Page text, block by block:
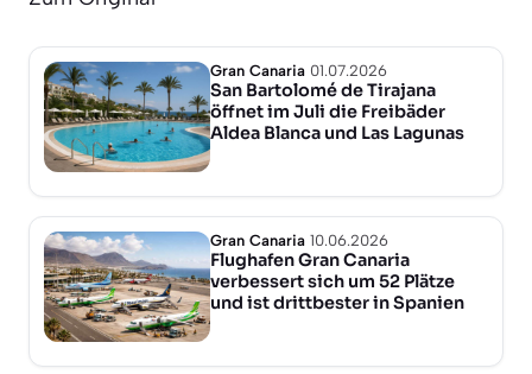
Gran Canaria 01.07.2026
San Bartolomé de Tirajana
öffnet im Juli die Freibäder
Aldea Blanca und Las Lagunas
Gran Canaria 10.06.2026
Flughafen Gran Canaria
verbessert sich um 52 Plätze
und ist drittbester in Spanien